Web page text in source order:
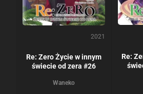
2021
Re: Zero Życie w innym
świecie od zera #26
Waneko
Re: